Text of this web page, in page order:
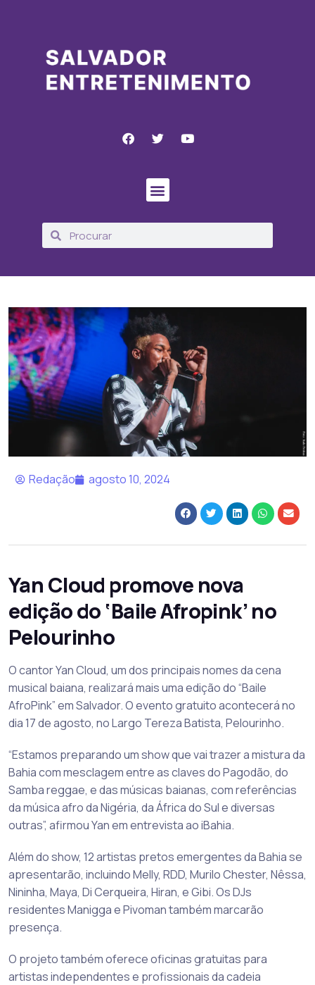
Redação agosto 10, 2024
Yan Cloud promove nova
edição do ‘Baile Afropink’ no
Pelourinho
O cantor Yan Cloud, um dos principais nomes da cena
musical baiana, realizará mais uma edição do “Baile
AfroPink” em Salvador. O evento gratuito acontecerá no
dia 17 de agosto, no Largo Tereza Batista, Pelourinho.
“Estamos preparando um show que vai trazer a mistura da
Bahia com mesclagem entre as claves do Pagodão, do
Samba reggae, e das músicas baianas, com referências
da música afro da Nigéria, da África do Sul e diversas
outras”, afirmou Yan em entrevista ao iBahia.
Além do show, 12 artistas pretos emergentes da Bahia se
apresentarão, incluindo Melly, RDD, Murilo Chester, Nêssa,
Nininha, Maya, Di Cerqueira, Hiran, e Gibi. Os DJs
residentes Manigga e Pivoman também marcarão
presença.
O projeto também oferece oficinas gratuitas para
artistas independentes e profissionais da cadeia